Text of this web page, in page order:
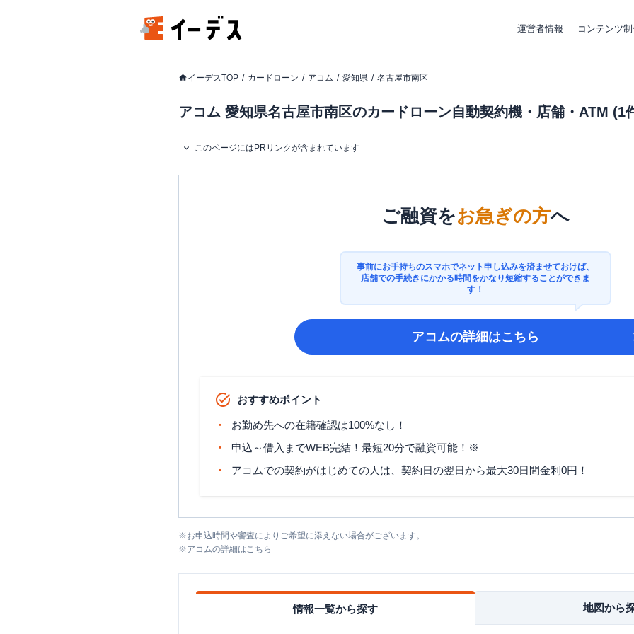
運営者情報 コンテンツ
イーデスTOP カードローン アコム 愛知県 名古屋市南区
アコム 愛知県名古屋市南区のカードローン自動契約機・店舗・ATM (1
このページにはPRリンクが含まれています
ご融資をお急ぎの方へ
事前にお手持ちのスマホでネット申し込みを済ませておけば、
店舗での手続きにかかる時間をかなり短縮することができま
す！
アコムの詳細はこちら
おすすめポイント
お勤め先への在籍確認は100%なし！
申込～借入までWEB完結！最短20分で融資可能！※
アコムでの契約がはじめての人は、契約日の翌日から最大30日間金利0円！
※お申込時間や審査によりご希望に添えない場合がございます。
※アコムの詳細はこちら
情報一覧から探す 地図から